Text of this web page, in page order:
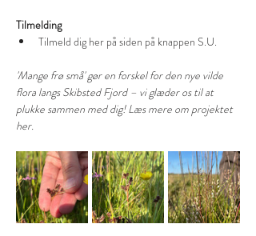
Tilmelding
Tilmeld dig her på siden på knappen S.U.
'Mange frø små' gør en forskel for den nye vilde
flora langs Skibsted Fjord – vi glæder os til at
plukke sammen med dig! Læs mere om projektet
her.